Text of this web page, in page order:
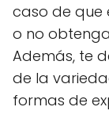
caso de que
o no
Además, te
de la
formas de